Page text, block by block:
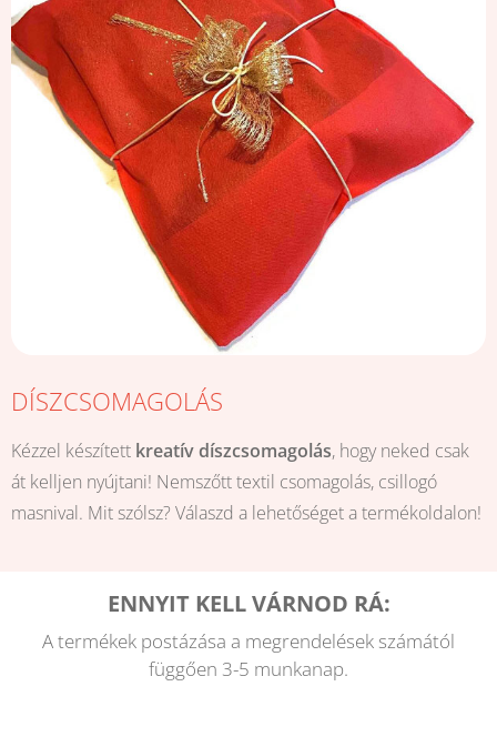
DÍSZCSOMAGOLÁS
Kézzel készített kreatív díszcsomagolás, hogy neked csak
át kelljen nyújtani! Nemszőtt textil csomagolás, csillogó
masnival. Mit szólsz? Válaszd a lehetőséget a termékoldalon!
ENNYIT KELL VÁRNOD RÁ:
A termékek postázása a megrendelések számától
függően 3-5 munkanap.